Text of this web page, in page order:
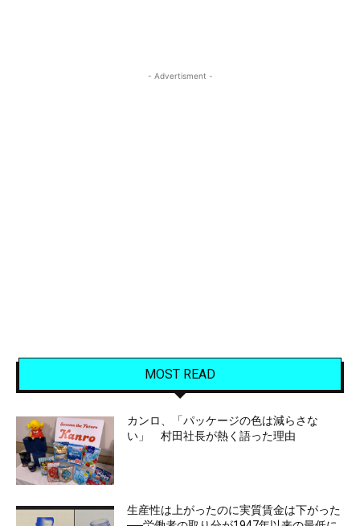
- Advertisment -
MOST READ
カンロ、「パッケージの色は減らさな
い」 村田社長が熱く語った理由
生産性は上がったのに実質賃金は下がった